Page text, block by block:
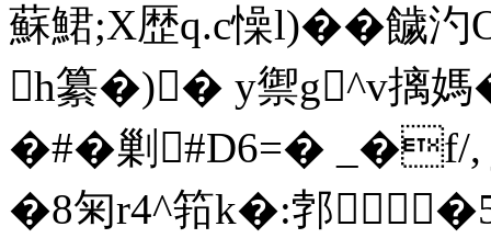
蘇鮶;X歴q.c懆l)� �饖
h纂�)� y禦g^v摛媽�
�#�剿#D6=� _�f/,
�8匊r4^筘k�:郣